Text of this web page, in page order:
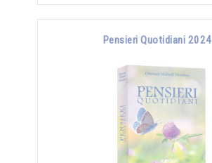
Pensieri Quotidiani 2024